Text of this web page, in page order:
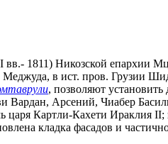
1811) Никозской епархии
в ист. пров. Грузии
, позволяют
Вардан, Арсений, Чиабер
царя Картли-Кахети Ираклия
кладка фасадов и